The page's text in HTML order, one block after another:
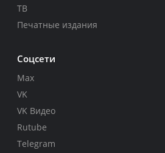
ТВ
Печатные издания
Соцсети
Max
VK
VK Видео
Rutube
Telegram